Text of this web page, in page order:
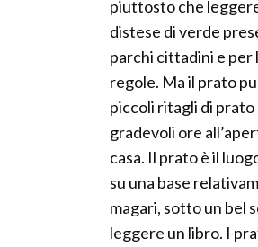
piuttosto che
distese di verde
parchi cittadini e per
regole. Ma il prato
piccoli ritagli di
gradevoli ore
casa. Il prato è il
su una base
magari, sotto un bel
leggere un libro. I